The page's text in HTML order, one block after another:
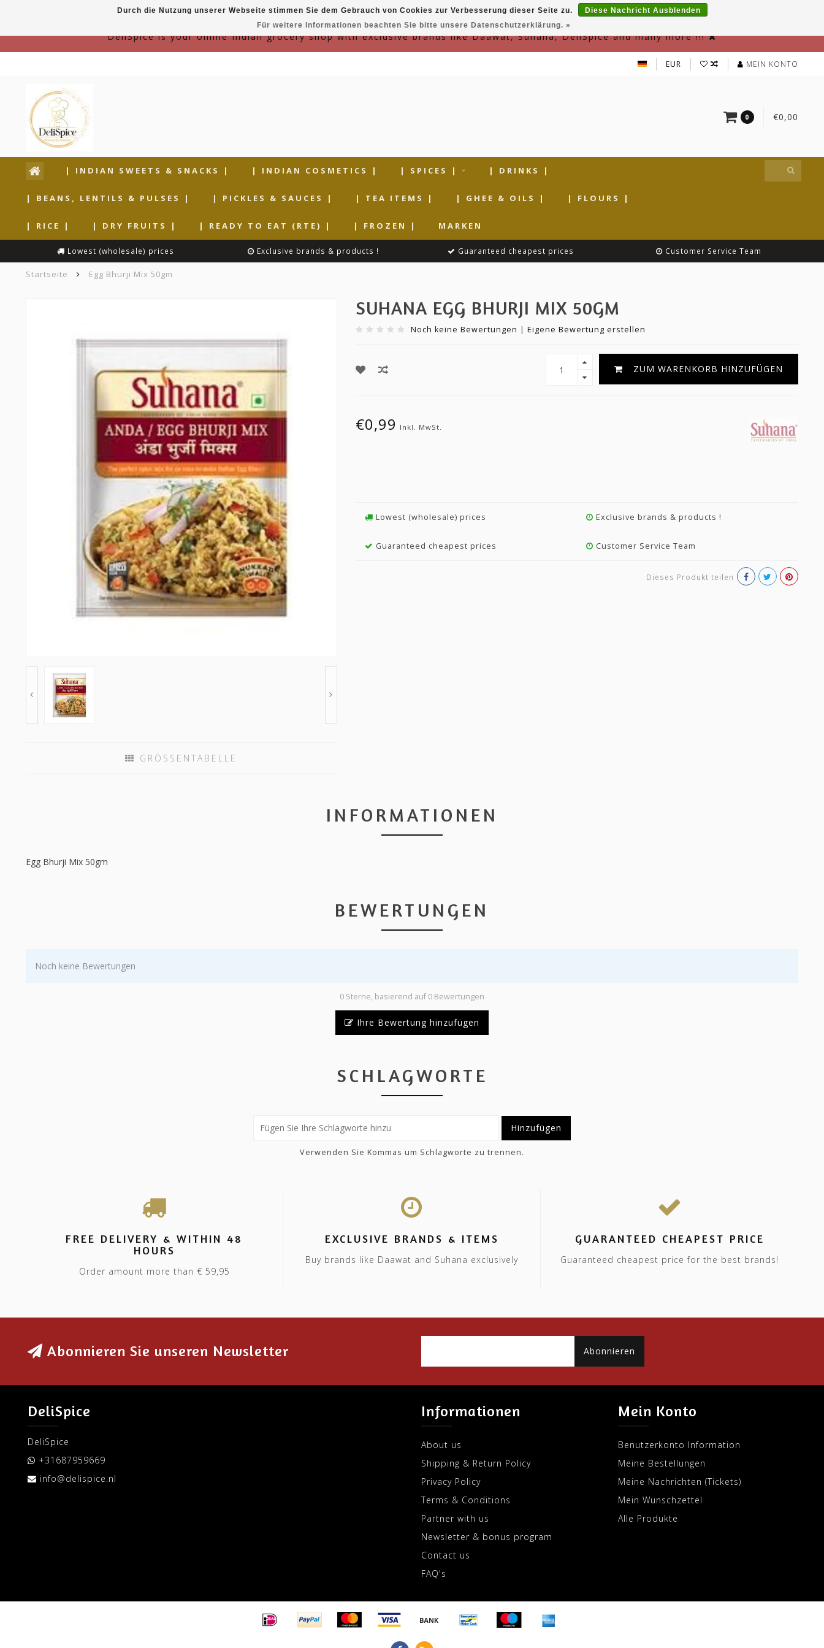
DeliSpice is your online Indian grocery shop with exclusive brands like Daawat, Suhana, DeliSpice and many more !!!
EUR MEIN KONTO
0 €0,00
| INDIAN SWEETS & SNACKS | | INDIAN COSMETICS | | SPICES | | DRINKS |
| BEANS, LENTILS & PULSES | | PICKLES & SAUCES | | TEA ITEMS | | GHEE & OILS | | FLOURS |
| RICE | | DRY FRUITS | | READY TO EAT (RTE) | | FROZEN | MARKEN
Lowest (wholesale) prices Exclusive brands & products ! Guaranteed cheapest prices Customer Service Team
Startseite Egg Bhurji Mix 50gm
GRÖSSENTABELLE
SUHANA EGG BHURJI MIX 50GM
Noch keine Bewertungen | Eigene Bewertung erstellen
ZUM WARENKORB HINZUFÜGEN
€0,99 Inkl. MwSt.
Lowest (wholesale) prices Exclusive brands & products !
Guaranteed cheapest prices Customer Service Team
Dieses Produkt teilen
INFORMATIONEN
Egg Bhurji Mix 50gm
BEWERTUNGEN
Noch keine Bewertungen
0 Sterne, basierend auf 0 Bewertungen
Ihre Bewertung hinzufügen
SCHLAGWORTE
Hinzufügen
Verwenden Sie Kommas um Schlagworte zu trennen.
Durch die Nutzung unserer Webseite stimmen Sie dem Gebrauch von Cookies zur Verbesserung dieser Seite zu.
Diese Nachricht Ausblenden
Für weitere Informationen beachten Sie bitte unsere Datenschutzerklärung. »
FREE DELIVERY & WITHIN 48
HOURS
Order amount more than € 59,95
EXCLUSIVE BRANDS & ITEMS
Buy brands like Daawat and Suhana exclusively
GUARANTEED CHEAPEST PRICE
Guaranteed cheapest price for the best brands!
Abonnieren Sie unseren Newsletter Abonnieren
DeliSpice
DeliSpice
+31687959669
info@delispice.nl
Informationen
About us
Shipping & Return Policy
Privacy Policy
Terms & Conditions
Partner with us
Newsletter & bonus program
Contact us
FAQ's
Mein Konto
Benutzerkonto Information
Meine Bestellungen
Meine Nachrichten (Tickets)
Mein Wunschzettel
Alle Produkte